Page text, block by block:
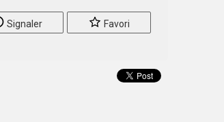
Signaler Favori